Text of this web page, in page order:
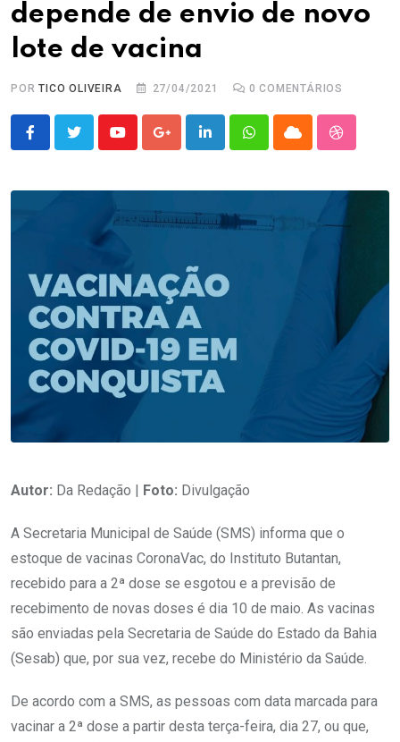
depende de envio de novo
lote de vacina
PORTICO OLIVEIRA 27/04/2021 0 COMENTÁRIOS
YoutubeGoogle+LinkedInWhatsappCloud
Autor: Da Redação | Foto: Divulgação
A Secretaria Municipal de Saúde (SMS) informa que o
estoque de vacinas CoronaVac, do Instituto Butantan,
recebido para a 2ª dose se esgotou e a previsão de
recebimento de novas doses é dia 10 de maio. As vacinas
são enviadas pela Secretaria de Saúde do Estado da Bahia
(Sesab) que, por sua vez, recebe do Ministério da Saúde.
De acordo com a SMS, as pessoas com data marcada para
vacinar a 2ª dose a partir desta terça-feira, dia 27, ou que,